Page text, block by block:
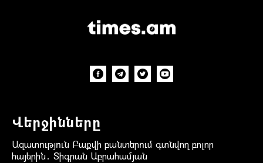
Վերջինները
Ազատություն Բաքվի բանտերում գտնվող բոլոր
հայերին․ Տիգրան Աբրահամյան